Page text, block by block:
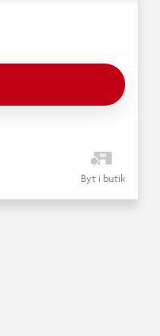
Byt i butik